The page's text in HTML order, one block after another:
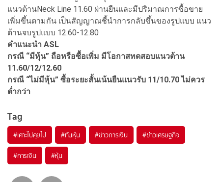
แนวต้านNeck Line 11.60 ผ่านยืนและมีปริมาณการซื้อขาย
เพิ่มขึ้นตามกัน เป็นสัญญาณชี้นำการกลับขึ้นของรูปแบบ แนว
ต้านจบรูปแบบ 12.60-12.80
คำแนะนำ ASL
กรณี “มีหุ้น” ถือหรือซื้อเพิ่ม มีโอกาสทดสอบแนวต้าน
11.60/12/12.60
กรณี “ไม่มีหุ้น” ซื้อระยะสั้นเน้นยืนแนวรับ 11/10.70ไม่ควร
ต่ำกว่า
Tag
#เคาะไปคุยไป #ทันหุ้น #ข่าวการเงิน #ข่าวเศรษฐกิจ
#การเงิน #หุ้น